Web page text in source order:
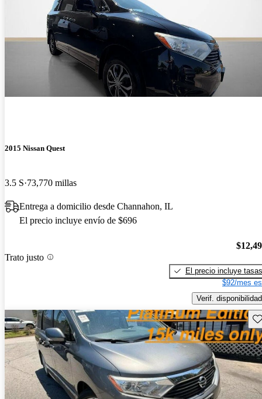
2015 Nissan Quest
3.5 S 73,770 millas
Entrega a domicilio desde Channahon, IL
El precio incluye envío de $696
Trato justo
El precio incluye tasas
$92/mes
Verif. disponibilidad